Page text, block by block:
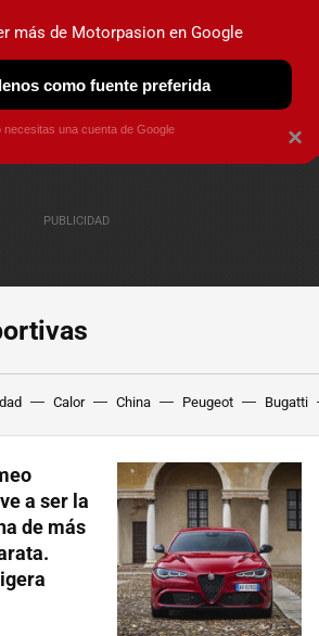
ELÉCTRICOS OBSERVATORIO
Calor China Peugeot Bugatti
a ser la
de más
×
más de Motorpasion en Google
como fuente preferida
necesitas una cuenta de Google